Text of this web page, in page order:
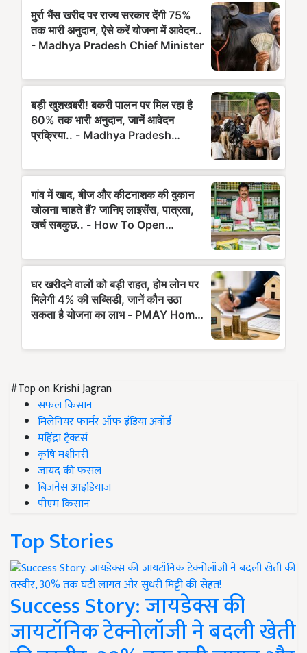
#Top on Krishi Jagran
सफल किसान
मिलेनियर फार्मर ऑफ इंडिया अवॉर्ड
महिंद्रा ट्रैक्टर्स
कृषि मशीनरी
जायद की फसल
बिज़नेस आइडियाज
पीएम किसान
Top Stories
Success Story: जायडेक्स की
जायटॉनिक टेक्नोलॉजी ने बदली खेती